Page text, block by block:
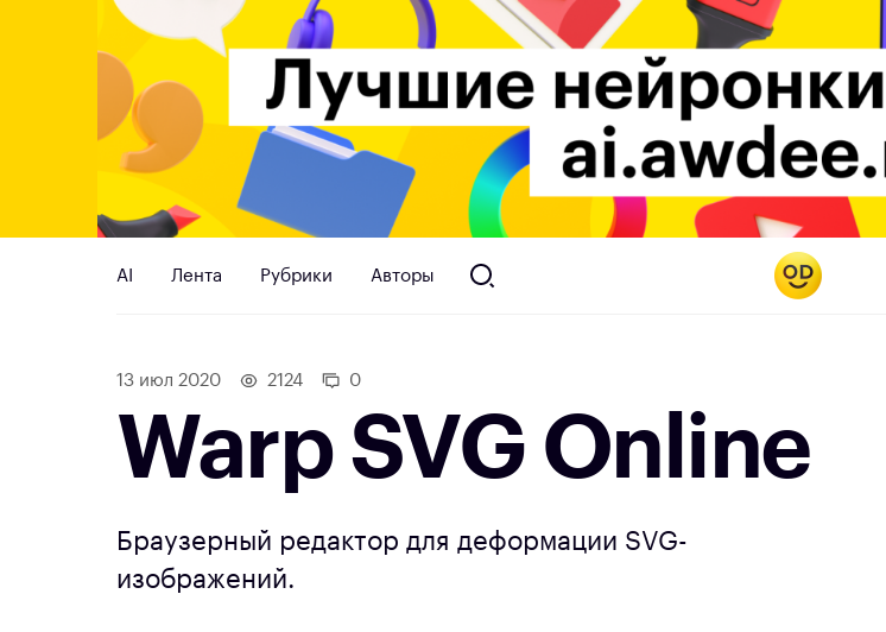
AI Лента Рубрики Авторы
13 июл 2020 2124 0
Warp SVG Online
Браузерный редактор для деформации SVG-
изображений.